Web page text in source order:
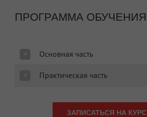
ПРОГРАММА ОБУЧЕНИЯ
Основная часть
Практическая часть
ЗАПИСАТЬСЯ НА КУРС